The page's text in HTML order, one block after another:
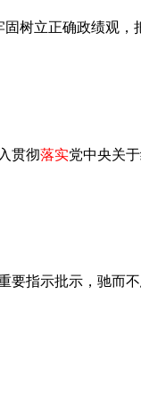
树立正确政绩观，
贯彻落实党中央关
要指示批示，驰而